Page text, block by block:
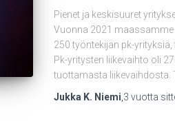
Pienet ja keskisuuret
Vuonna 2021
250 työntekijän pk-
Pk-yritysten liikevaihto oli
tuottamasta liikevaihdosta.
Jukka K. Niemi 3 vuotta